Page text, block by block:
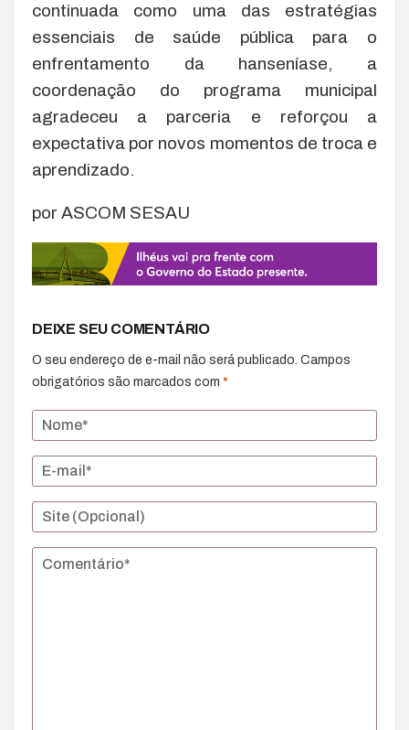
continuada como uma das estratégias
essenciais de saúde pública para o
enfrentamento da hanseníase, a
coordenação do programa municipal
agradeceu a parceria e reforçou a
expectativa por novos momentos de troca e
aprendizado.
por ASCOM SESAU
DEIXE SEU COMENTÁRIO
O seu endereço de e-mail não será publicado. Campos
obrigatórios são marcados com *